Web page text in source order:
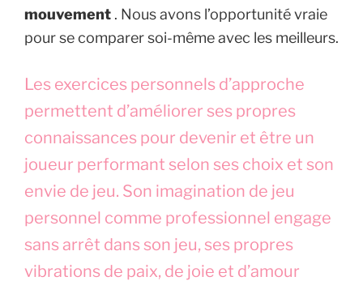
mouvement . Nous avons l’opportunité vraie
pour se comparer soi-même avec les meilleurs.
Les exercices personnels d’approche
permettent d’améliorer ses propres
connaissances pour devenir et être un
joueur performant selon ses choix et son
envie de jeu. Son imagination de jeu
personnel comme professionnel engage
sans arrêt dans son jeu, ses propres
vibrations de paix, de joie et d’amour